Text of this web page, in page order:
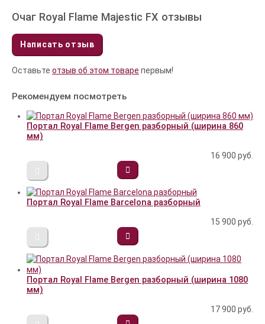
Очаг Royal Flame Majestic FX отзывы
Написать отзыв
Оставьте отзыв об этом товаре первым!
Рекомендуем посмотреть
Портал Royal Flame Bergen разборный (ширина 860
мм)
16 900 руб.
Портал Royal Flame Barcelona разборный
15 900 руб.
Портал Royal Flame Bergen разборный (ширина 1080
мм)
17 900 руб.